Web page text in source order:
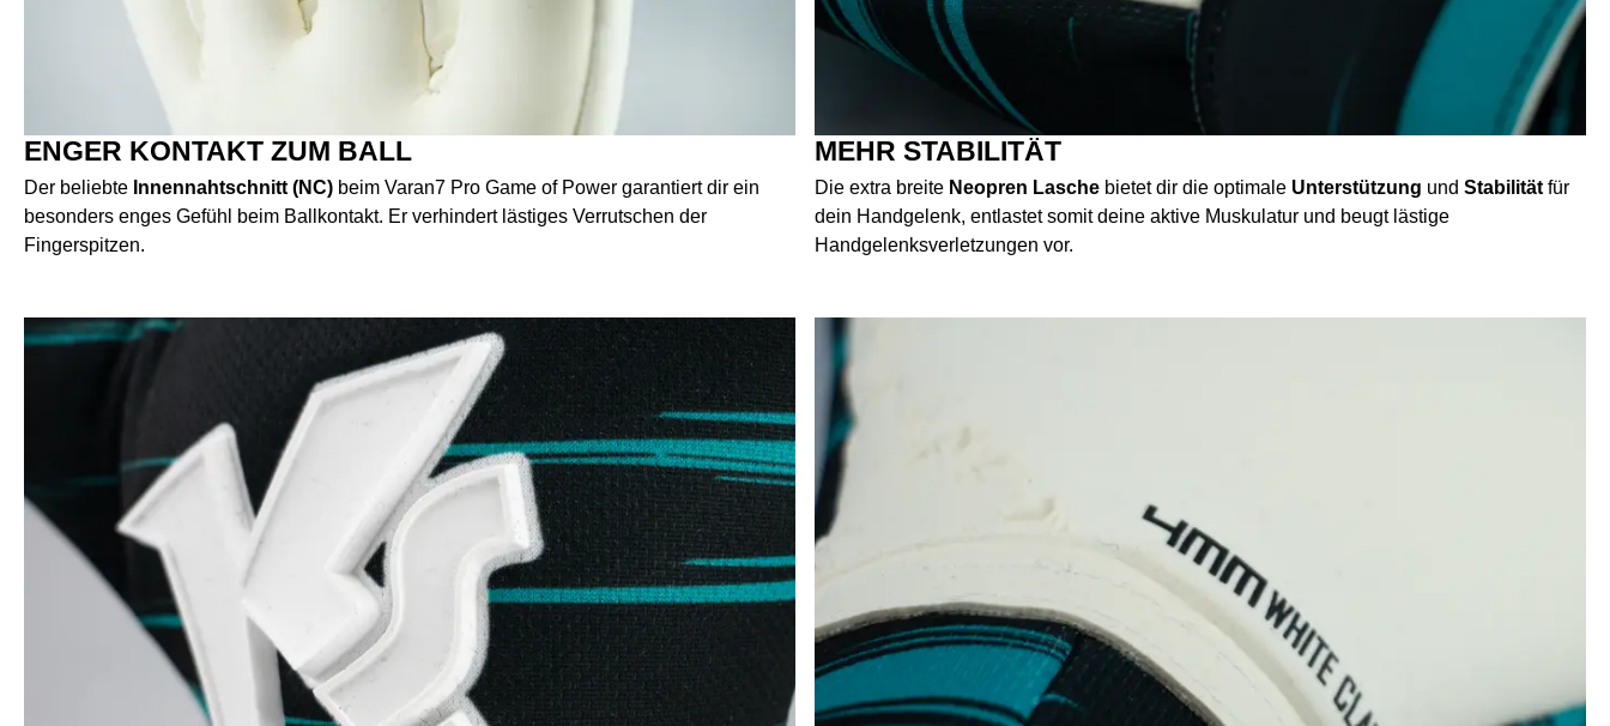
ENGER KONTAKT ZUM BALL
Der beliebte Innennahtschnitt (NC) beim Varan7 Pro Game of Power garantiert dir ein
besonders enges Gefühl beim Ballkontakt. Er verhindert lästiges Verrutschen der
Fingerspitzen.
MEHR STABILITÄT
Die extra breite Neopren Lasche bietet dir die optimale Unterstützung und Stabilität für
dein Handgelenk, entlastet somit deine aktive Muskulatur und beugt lästige
Handgelenksverletzungen vor.